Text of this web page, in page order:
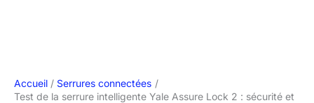
Accueil
Serrures connectées
Test de la serrure intelligente Yale Assure Lock 2 : sécurité et